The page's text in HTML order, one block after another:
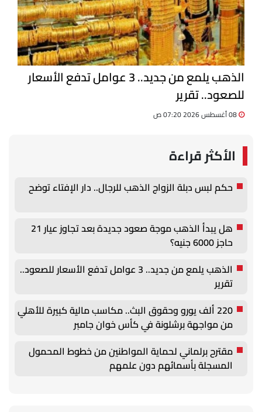
الذهب يلمع من جديد.. 3 عوامل تدفع الأسعار
للصعود.. تقرير
الأكثر قراءة
حكم لبس دبلة الزواج الذهب للرجال.. دار الإفتاء توضح
هل يبدأ الذهب موجة صعود جديدة بعد تجاوز عيار 21
حاجز 6000 جنيه؟
الذهب يلمع من جديد.. 3 عوامل تدفع الأسعار للصعود..
تقرير
220 ألف يورو وحقوق البث.. مكاسب مالية كبيرة للأهلي
من مواجهة برشلونة في كأس خوان جامبر
مقترح برلماني لحماية المواطنين من خطوط المحمول
المسجلة بأسمائهم دون علمهم